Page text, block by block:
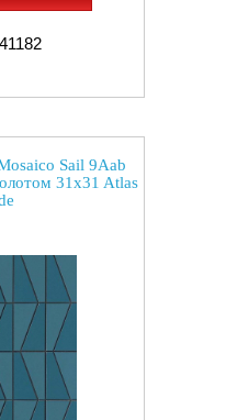
Sail 9Aab
31x31 Atlas